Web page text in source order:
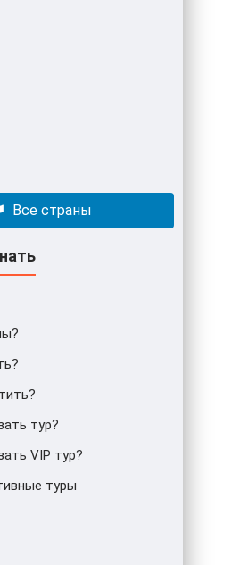
Все страны
тур?
VIP тур?
туры